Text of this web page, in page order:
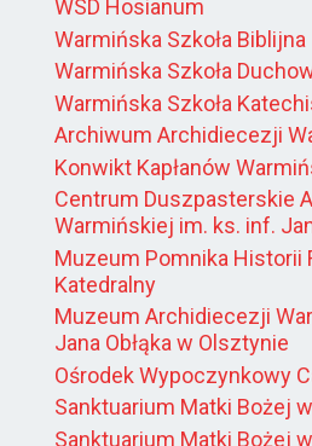
WSD Hosianum
Warmińska Szkoła Biblijna
Warmińska Szkoła
Warmińska Szkoła
Archiwum Archidiecezji
Konwikt Kapłanów
Centrum Duszpasterskie
Warmińskiej im. ks. inf.
Muzeum Pomnika Historii
Katedralny
Muzeum Archidiecezji
Jana Obłąka w Olsztynie
Ośrodek Wypoczynkowy
Sanktuarium Matki Bożej
Sanktuarium Matki Bożej